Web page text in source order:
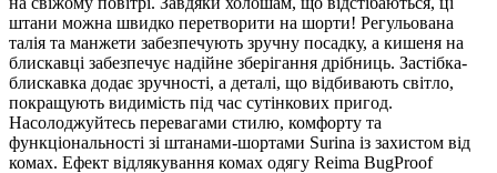
штани можна швидко перетворити на шорти! Регульована
талія та манжети забезпечують зручну посадку, а кишеня на
блискавці забезпечує надійне зберігання дрібниць. Застібка-
блискавка додає зручності, а деталі, що відбивають світло,
покращують видимість під час сутінкових пригод.
Насолоджуйтесь перевагами стилю, комфорту та
функціональності зі штанами-шортами Surina із захистом від
комах. Ефект відлякування комах одягу Reima BugProof